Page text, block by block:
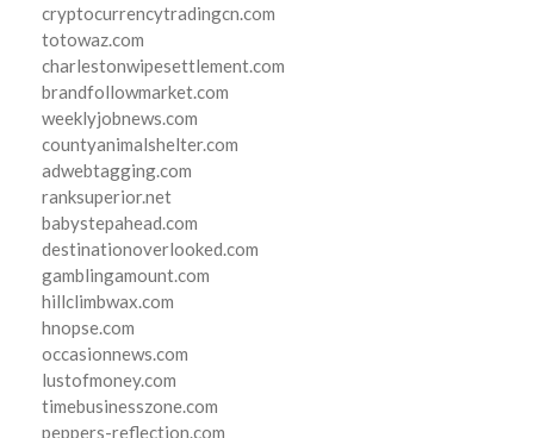
cryptocurrencytradingcn.com
totowaz.com
charlestonwipesettlement.com
brandfollowmarket.com
weeklyjobnews.com
countyanimalshelter.com
adwebtagging.com
ranksuperior.net
babystepahead.com
destinationoverlooked.com
gamblingamount.com
hillclimbwax.com
hnopse.com
occasionnews.com
lustofmoney.com
timebusinesszone.com
peppers-reflection.com